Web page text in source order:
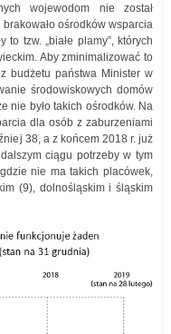
wojewodom nie został
ośrodków wsparcia
tzw. „białe plamy”, których
Aby zminimalizować to
budżetu państwa Minister w
środowiskowych domów
nie było takich ośrodków. Na
dla osób z zaburzeniami
38, a z końcem 2018 r. już
ciągu potrzeby w tym
nie ma takich placówek,
(9), dolnośląskim i śląskim